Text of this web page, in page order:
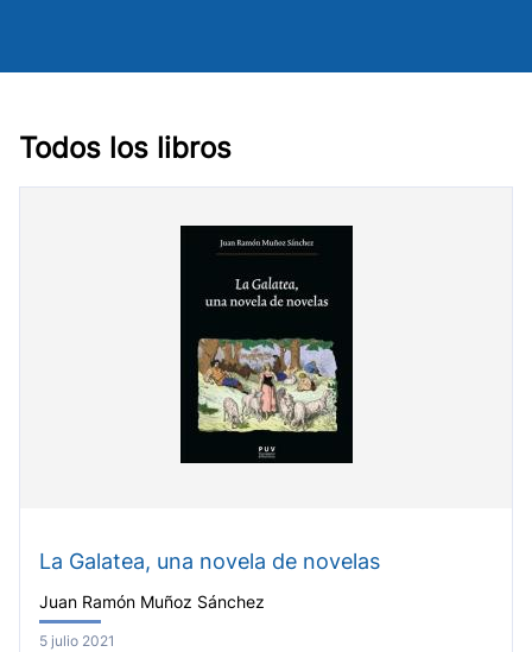
Todos los libros
La Galatea, una novela de novelas
Juan Ramón Muñoz Sánchez
5 julio 2021